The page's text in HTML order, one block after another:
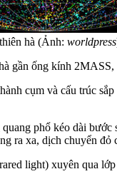
hà (Ảnh: worldpress
gần ống kính
cụm và cấu trúc
phổ kéo dài
ra xa, dịch chuyển đỏ
light) xuyên qua